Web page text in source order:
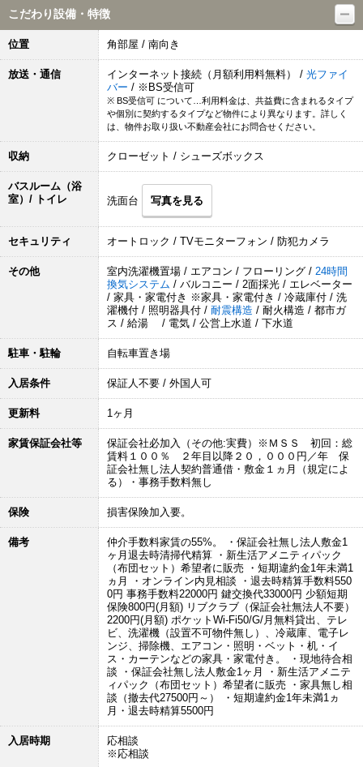
こだわり設備・特徴
位置 角部屋 / 南向き
放送・通信 インターネット接続（月額利用料無料） / 光ファイ
バー / ※BS受信可
※ BS受信可 について…利用料金は、共益費に含まれるタイプ
や個別に契約するタイプなど物件により異なります。詳しく
は、物件お取り扱い不動産会社にお問合せください。
収納 クローゼット / シューズボックス
バスルーム（浴
室）/ トイレ
洗面台 写真を見る
セキュリティ オートロック / TVモニターフォン / 防犯カメラ
その他 室内洗濯機置場 / エアコン / フローリング / 24時間
換気システム / バルコニー / 2面採光 / エレベーター
/ 家具・家電付き ※家具・家電付き / 冷蔵庫付 / 洗
濯機付 / 照明器具付 / 耐震構造 / 耐火構造 / 都市ガ
ス / 給湯 / 電気 / 公営上水道 / 下水道
駐車・駐輪 自転車置き場
入居条件 保証人不要 / 外国人可
更新料 1ヶ月
家賃保証会社等
保証会社必加入（その他:実費）※ＭＳＳ 初回：総
賃料１００％ ２年目以降２０，０００円／年 保
証会社無し法人契約普通借・敷金１ヵ月（規定によ
る）・事務手数料無し
保険 損害保険加入要。
備考
仲介手数料家賃の55%。 ・保証会社無し法人敷金1
ヶ月退去時清掃代精算 ・新生活アメニティパック
（布団セット）希望者に販売 ・短期違約金1年未満1
ヵ月 ・オンライン内見相談 ・退去時精算手数料550
0円 事務手数料22000円 鍵交換代33000円 少額短期
保険800円(月額) リブクラブ（保証会社無法人不要）
2200円(月額) ポケットWi-Fi50/G/月無料貸出、テレ
ビ、洗濯機（設置不可物件無し）、冷蔵庫、電子レ
ンジ、掃除機、エアコン・照明・ベット・机・イ
ス・カーテンなどの家具・家電付き。 ・現地待合相
談 ・保証会社無し法人敷金1ヶ月 ・新生活アメニテ
ィパック（布団セット）希望者に販売 ・家具無し相
談（撤去代27500円～） ・短期違約金1年未満1ヵ
月・退去時精算5500円
入居時期
応相談
※応相談